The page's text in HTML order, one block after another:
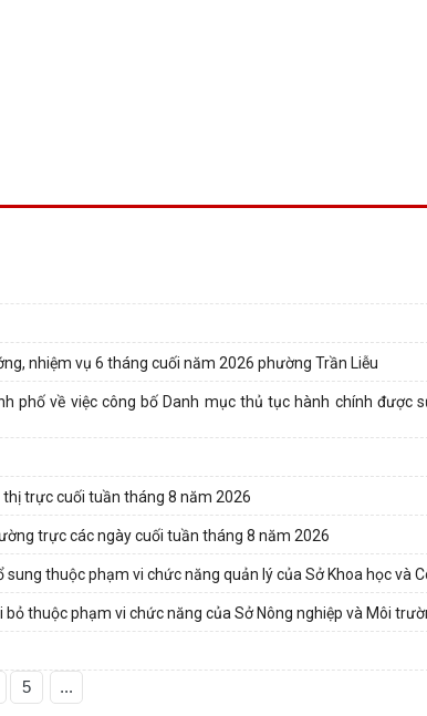
nhiệm vụ 6 tháng cuối năm 2026 phường Trần Liễu
phố về việc công bố Danh mục thủ tục hành chính được
thị trực cuối tuần tháng 8 năm 2026
trực các ngày cuối tuần tháng 8 năm 2026
thuộc phạm vi chức năng quản lý của Sở Khoa học và
thuộc phạm vi chức năng của Sở Nông nghiệp và Môi
5 ...